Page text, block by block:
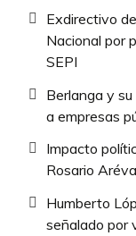
Exdirectivo
Nacional por
SEPI
Berlanga y
a empresas
Impacto
Rosario
Humberto
señalado por